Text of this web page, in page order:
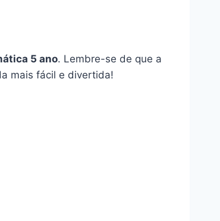
5 ano. Lembre-se de que a
mais fácil e divertida!